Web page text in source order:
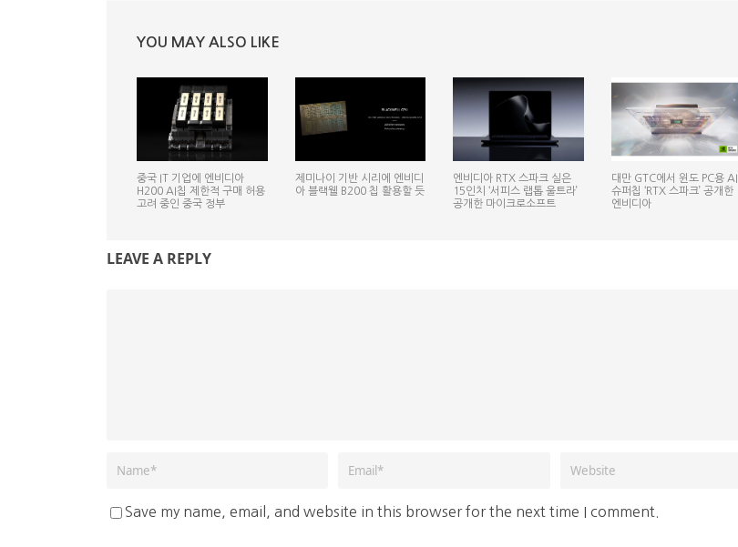
YOU MAY ALSO LIKE
중국 IT 기업에 엔비디아
H200 AI칩 제한적 구매 허용
고려 중인 중국 정부
제미나이 기반 시리에 엔비디
아 블랙웰 B200 칩 활용할 듯
엔비디아 RTX 스파크 실은
15인치 ‘서피스 랩톱 울트라’
공개한 마이크로소프트
대만 GTC에서 윈도 PC용 AI
슈퍼칩 ‘RTX 스파크’ 공개한
엔비디아
LEAVE A REPLY
Save my name, email, and website in this browser for the next time I comment.